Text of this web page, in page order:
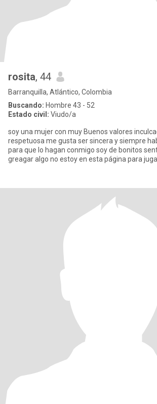
rosita, 44
Barranquilla, Atlántico, Colombia
Buscando: Hombre 43 - 52
Estado civil: Viudo/a
soy una mujer con muy Buenos valores
respetuosa me gusta ser sincera y siempre
para que lo hagan conmigo soy de bonitos
greagar algo no estoy en esta página para